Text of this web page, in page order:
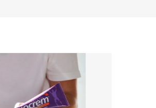
Tréninkové překážky